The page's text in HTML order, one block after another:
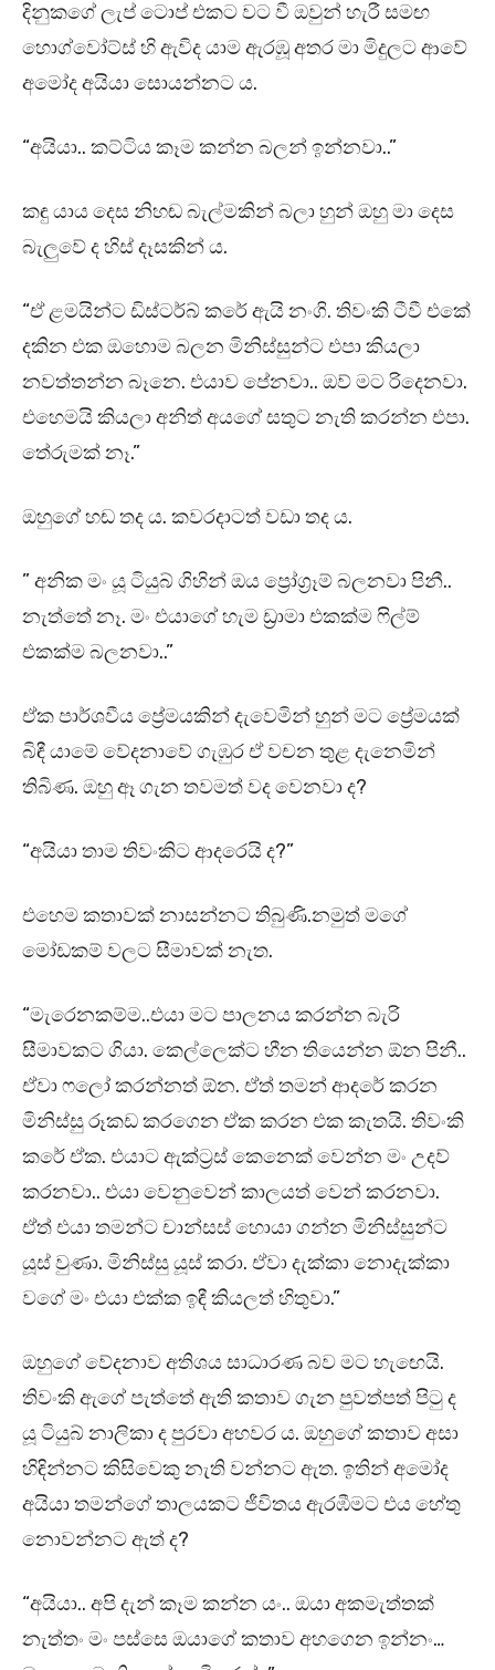
දිනුකගේ ලැප් ටොප් එකට වට වී ඔවුන් හැරී සමඟ
හොග්වෝට්ස් හි ඇවිද යාම ඇරඹූ අතර මා මිදුලට ආවේ
අමෝද අයියා සොයන්නට ය.
“අයියා.. කට්ටිය කෑම කන්න බලන් ඉන්නවා..”
කඳු යාය දෙස නිහඬ බැල්මකින් බලා හුන් ඔහු මා දෙස
බැලුවේ ද හිස් දෑසකින් ය.
“ඒ ළමයින්ට ඩිස්ටර්බ් කරේ ඇයි නංගි. තිවංකි ටීවී එකේ
දකින එක ඔහොම බලන මිනිස්සුන්ට එපා කියලා
නවත්තන්න බෑනෙ. එයාව පේනවා.. ඔව් මට රිදෙනවා.
එහෙමයි කියලා අනිත් අයගේ සතුට නැති කරන්න එපා.
තේරුමක් නෑ.”
ඔහුගේ හඬ තද ය. කවරදාටත් වඩා තද ය.
” අනික මං යූ ටියුබ් ගිහින් ඔය ප්‍රෝග්‍රෑම් බලනවා පිනී..
නැත්තේ නෑ. මං එයාගේ හැම ඩ්‍රාමා එකක්ම ෆිල්ම්
එකක්ම බලනවා..”
ඒක පාර්ශවීය ප්‍රේමයකින් දැවෙමින් හුන් මට ප්‍රේමයක්
බිඳී යාමේ වේදනාවේ ගැඹුර ඒ වචන තුළ දැනෙමින්
තිබිණ. ඔහු ඈ ගැන තවමත් වද වෙනවා ද?
“අයියා තාම තිවංකිට ආදරෙයි ද?”
එහෙම කතාවක් නාසන්නට තිබුණි.නමුත් මගේ
මෝඩකම් වලට සීමාවක් නැත.
“මැරෙනකම්ම..එයා මට පාලනය කරන්න බැරි
සීමාවකට ගියා. කෙල්ලෙක්ට හීන තියෙන්න ඕන පිනී..
ඒවා ෆලෝ කරන්නත් ඕන. ඒත් තමන් ආදරේ කරන
මිනිස්සු රූකඩ කරගෙන ඒක කරන එක කැතයි. තිවංකි
කරේ ඒක. එයාට ඇක්ට්‍රස් කෙනෙක් වෙන්න මං උදව්
කරනවා.. එයා වෙනුවෙන් කාලයත් වෙන් කරනවා.
ඒත් එයා තමන්ට චාන්සස් හොයා ගන්න මිනිස්සුන්ට
යූස් වුණා. මිනිස්සු යූස් කරා. ඒවා දැක්කා නොදැක්කා
වගේ මං එයා එක්ක ඉඳී කියලත් හිතුවා.”
ඔහුගේ වේදනාව අතිශය සාධාරණ බව මට හැඟෙයි.
තිවංකි ඇගේ පැත්තේ ඇති කතාව ගැන පුවත්පත් පිටු ද
යූ ටියුබ් නාලිකා ද පුරවා අහවර ය. ඔහුගේ කතාව අසා
හිඳින්නට කිසිවෙකු නැති වන්නට ඇත. ඉතින් අමෝද
අයියා තමන්ගේ තාලයකට ජීවිතය ඇරඹීමට එය හේතු
නොවන්නට ඇත් ද?
“අයියා.. අපි දැන් කෑම කන්න යං.. ඔයා අකමැත්තක්
නැත්තං මං පස්සෙ ඔයාගේ කතාව අහගෙන ඉන්නං…